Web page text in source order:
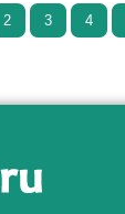
2 3 4